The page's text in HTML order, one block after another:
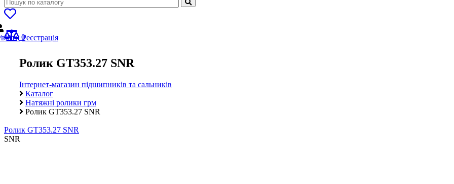
0
Реєстрація
Ролик GT353.27 SNR
Інтернет-магазин підшипників та сальників
Каталог
Натяжні ролики грм
Ролик GT353.27 SNR
Ролик GT353.27 SNR
SNR